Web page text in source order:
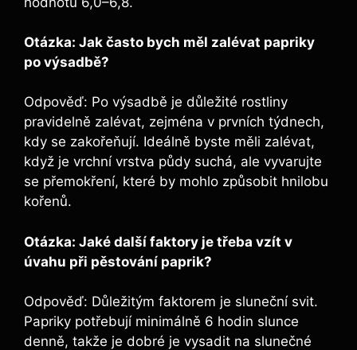
Otázka: Jak často bych měl zalévat papriky
po výsadbě?
Odpověď: Po výsadbě ⁣je důležité rostliny
pravidelně zalévat, zejména v prvních týdnech,
kdy se ⁤zakořeňují. Ideálně byste měli zalévat,
‍když je vrchní vrstva ⁢půdy suchá, ale vyvarujte
se přemokření, které by mohlo ‌způsobit hnilobu
kořenů.
Otázka: Jaké další ‌faktory⁣ je třeba⁢ vzít v
úvahu při⁣ pěstování‌ paprik?
Odpověď: Důležitým faktorem je sluneční ⁤svit.
‌Papriky ‌potřebují minimálně 6⁢ hodin slunce⁢
denně, takže‍ je dobré⁢ je vysadit na⁣ slunečné